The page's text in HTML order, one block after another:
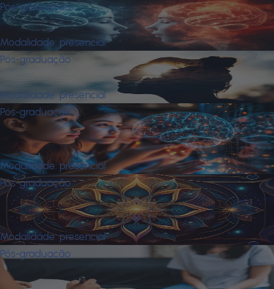
Pós-graduação
Neuropsicanálise
Modalidade: presencial
Pós-graduação
Neuropsicologia
Modalidade: presencial
Pós-graduação
Neuropsicopedagogia Clínica e
Institucional
Modalidade: presencial
Pós-graduação
Psicologia Analitica: Abordagem
Junguiana
Modalidade: presencial
Pós-graduação
Psicologia Junguiana na Prática